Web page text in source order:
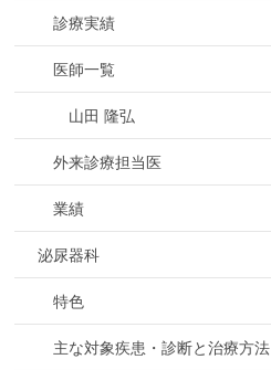
診療実績
医師一覧
山田 隆弘
外来診療担当医
業績
泌尿器科
特色
主な対象疾患・診断と治療方法